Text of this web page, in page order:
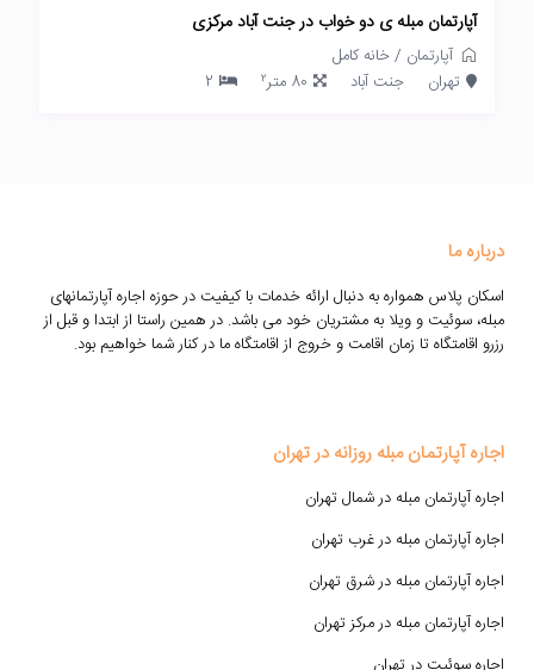
آپارتمان مبله ی دو خواب در جنت آباد مرکزی
آپارتمان /خانه کامل
تهران
جنت آباد 80 متر 2
2
درباره ما
اسکان پلاس همواره به دنبال ارائه خدمات با کیفیت در حوزه اجاره آپارتمانهای
مبله، سوئیت و ویلا به مشتریان خود می باشد. در همین راستا از ابتدا و قبل از
رزرو اقامتگاه تا زمان اقامت و خروج از اقامتگاه ما در کنار شما خواهیم بود.
اجاره آپارتمان مبله روزانه در تهران
اجاره آپارتمان مبله در شمال تهران
اجاره آپارتمان مبله در غرب تهران
اجاره آپارتمان مبله در شرق تهران
اجاره آپارتمان مبله در مرکز تهران